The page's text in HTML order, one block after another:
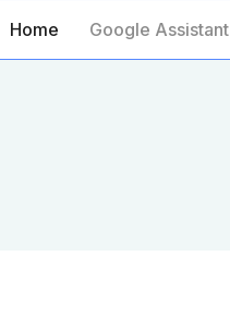
Home Google Assistant